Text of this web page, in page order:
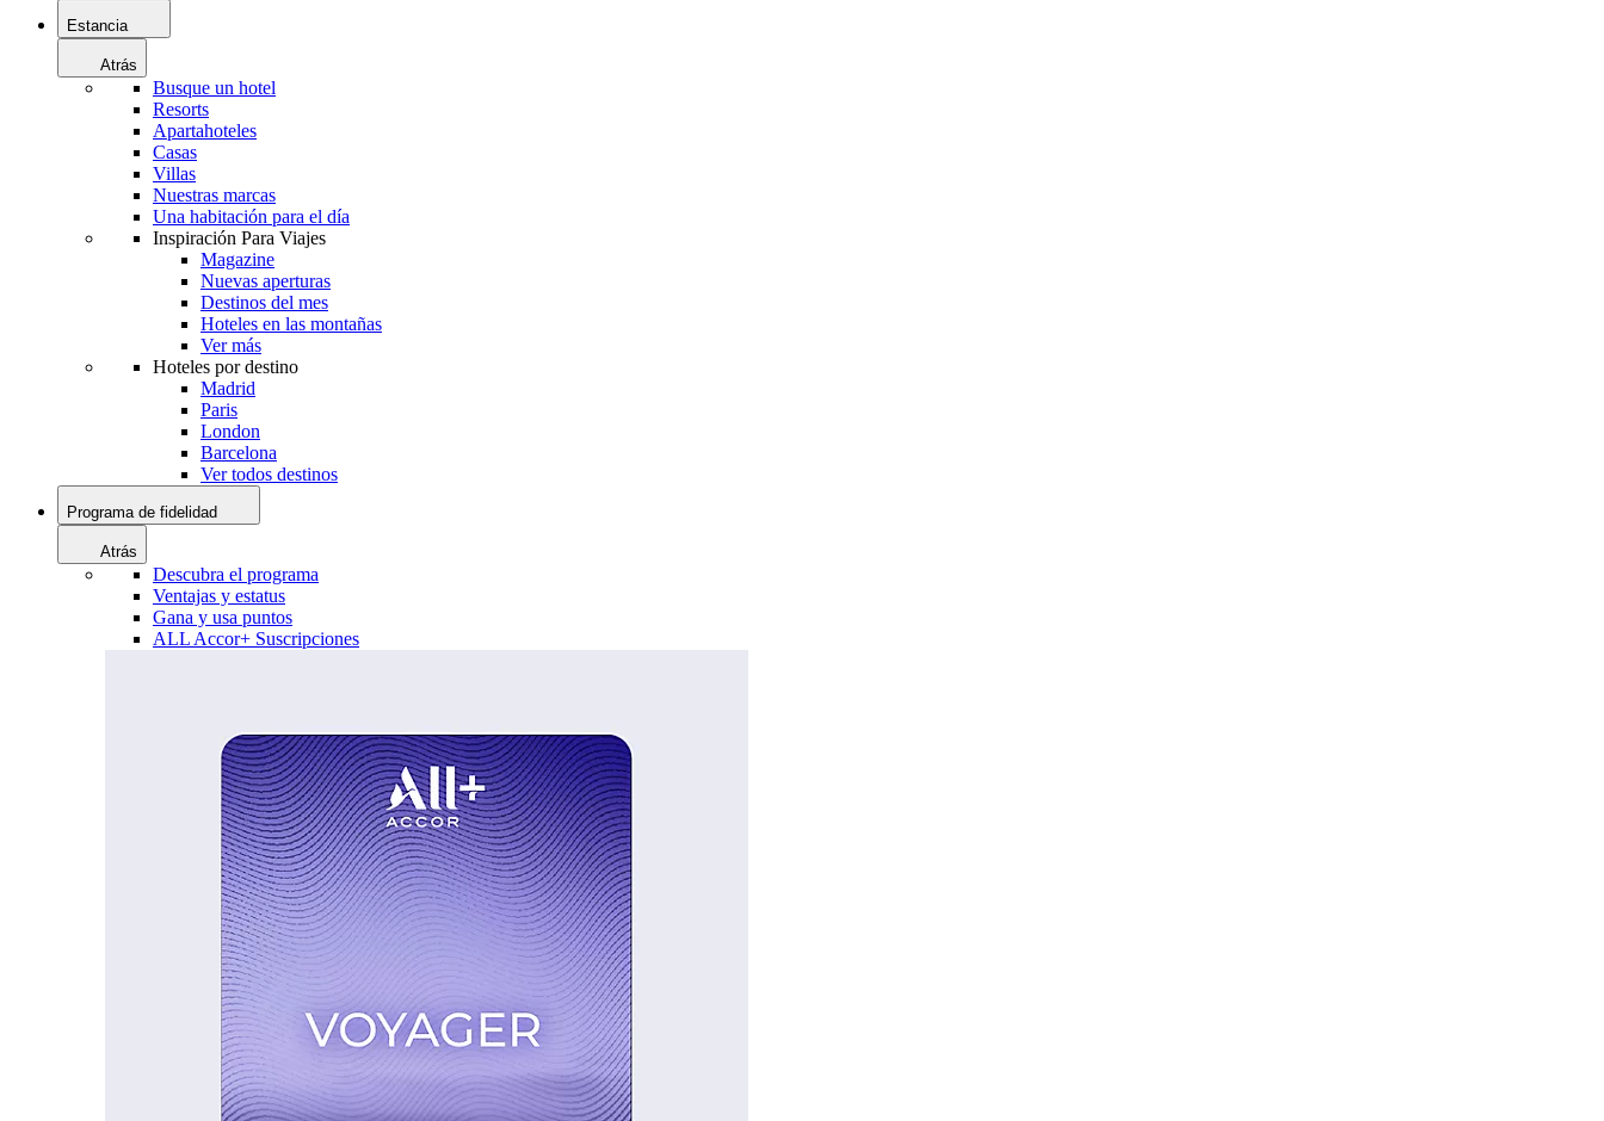
Estancia
Atrás
Busque un hotel
Resorts
Apartahoteles
Casas
Villas
Nuestras marcas
Una habitación para el día
Inspiración Para Viajes
Magazine
Nuevas aperturas
Destinos del mes
Hoteles en las montañas
Ver más
Hoteles por destino
Madrid
Paris
London
Barcelona
Ver todos destinos
Programa de fidelidad
Atrás
Descubra el programa
Ventajas y estatus
Gana y usa puntos
ALL Accor+ Suscripciones